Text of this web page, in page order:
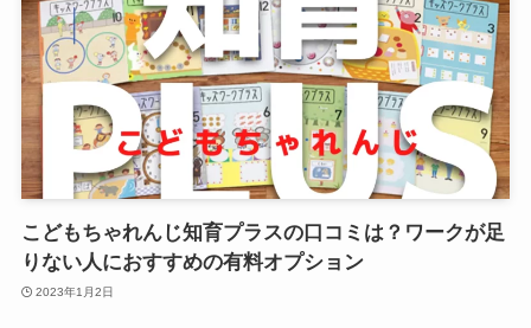
こどもちゃれんじ知育プラスの口コミは？ワークが足
りない人におすすめの有料オプション
2023年1月2日